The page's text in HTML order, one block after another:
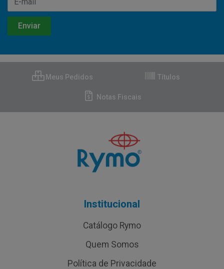
Meus Pedidos Títulos
Notas Fiscais
Institucional
Catálogo Rymo
Quem Somos
Política de Privacidade